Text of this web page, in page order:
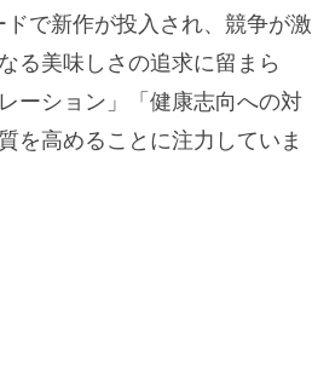
で新作が投入され、競争が激
る美味しさの追求に留まら
ーション」「健康志向への対
を高めることに注力していま